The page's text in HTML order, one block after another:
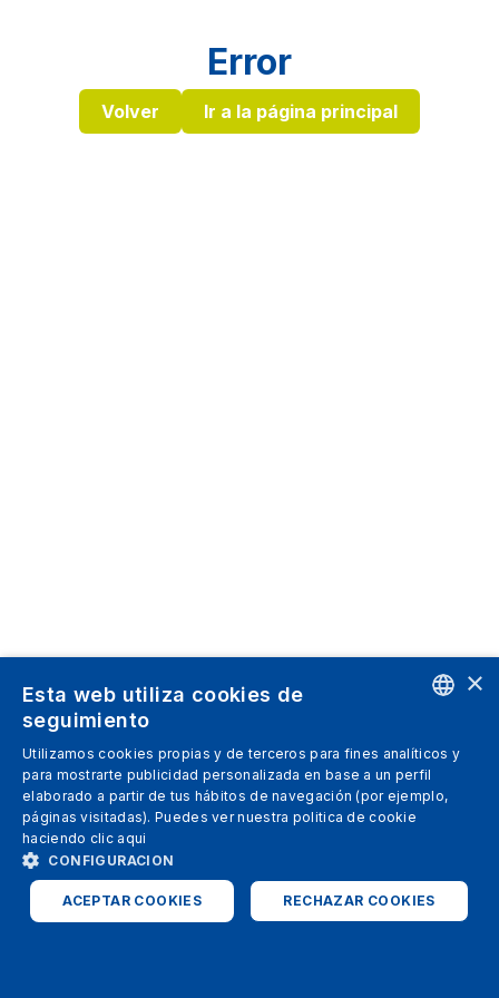
Error
Volver Ir a la página principal
SPANISH
ITALIAN
ENGLISH
×
Esta web utiliza cookies de
seguimiento
Utilizamos cookies propias y de terceros para fines analíticos y
para mostrarte publicidad personalizada en base a un perfil
elaborado a partir de tus hábitos de navegación (por ejemplo,
páginas visitadas). Puedes ver nuestra politica de cookie
haciendo clic aqui
CONFIGURACION
ACEPTAR COOKIES RECHAZAR COOKIES